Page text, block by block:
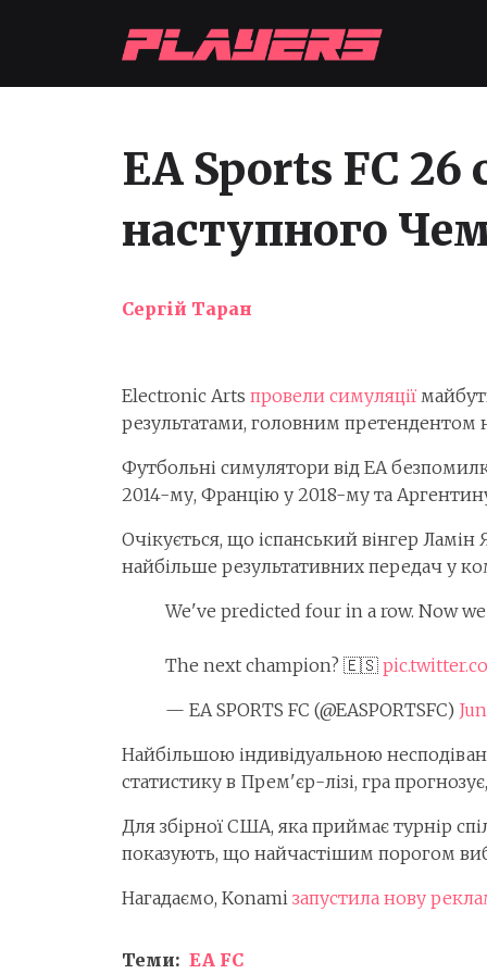
EA Sports FC
наступного
Сергій Таран
Electronic Arts провели симуляції
результатами, головним претендентом
Футбольні симулятори від EA
2014-му, Францію у 2018-му та
Очікується, що іспанський вінгер
найбільше результативних передач у
We've predicted four in a row. Now
The next champion? 🇪🇸
— EA SPORTS FC (@EASPORTSFC)
Найбільшою індивідуальною
статистику в Прем'єр-лізі, гра
Для збірної США, яка приймає турнір
показують, що найчастішим порогом
Нагадаємо, Konami запустила нову
Теми: EA FC